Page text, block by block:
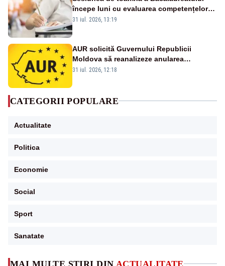
MAI MULTE ȘTIRI DIN ACTUALITATE
începe luni cu evaluarea competențelor
orale la Limba română
31 iul. 2026, 13:19
AUR solicită Guvernului Republicii
Moldova să reanalizeze anularea
concertului de Ziua Limbii Române
31 iul. 2026, 12:18
CATEGORII POPULARE
Actualitate
Politica
Economie
Social
Sport
Sanatate